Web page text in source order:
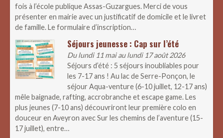
fois à l’école publique Assas-Guzargues. Merci de vous
présenter en mairie avec un justificatif de domicile et le livret
de famille. Le formulaire d’inscription…
Séjours jeunesse : Cap sur l’été
Du lundi 11 mai au lundi 17 août 2026
Séjours d’été : 5 séjours inoubliables pour
les 7-17 ans ! Au lac de Serre-Ponçon, le
séjour Aqua-venture (6-10 juillet, 12-17 ans)
mêle baignade, rafting, accrobranche et escape game. Les
plus jeunes (7-10 ans) découvriront leur première colo en
douceur en Aveyron avec Sur les chemins de l’aventure (15-
17 juillet), entre…